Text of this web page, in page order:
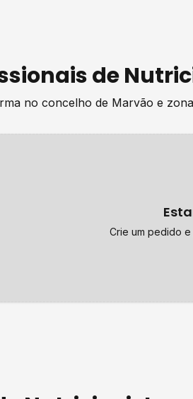
de
no concelho de Marvão e
Crie um pedido